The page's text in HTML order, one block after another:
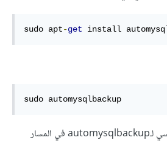
sudo apt-get install
sudo automysqlbackup
ستجد ملف الإعدادات الرئيسي لـautomysqlbackup في المسار